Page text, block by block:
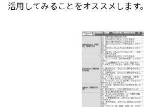
活用してみることをオススメします。